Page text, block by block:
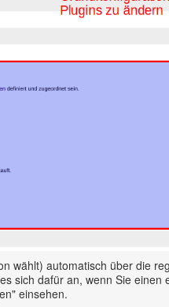
wählt) automatisch über die
sich dafür an, wenn Sie einen
einsehen.